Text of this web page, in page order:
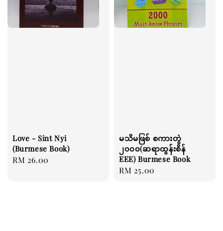
Love - Sint Nyi
(Burmese Book)
Regular
RM 26.00
မသိမဖြစ် စကားတွဲ
၂၀၀၀(ဆရာထွန်းစိန်
EEE) Burmese Book
Regular
RM 25.00